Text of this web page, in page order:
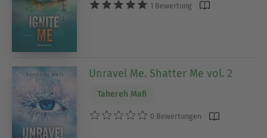
1 Bewertung
Unravel Me. Shatter Me vol. 2
Tahereh Mafi
0 Bewertungen